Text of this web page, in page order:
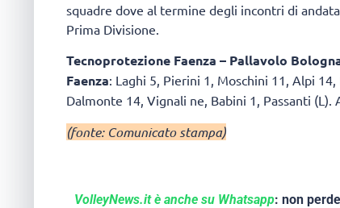
squadre dove al termine degli incontri di
Prima Divisione.
Tecnoprotezione Faenza – Pallavolo
Faenza: Laghi 5, Pierini 1, Moschini 11, Alpi
Dalmonte 14, Vignali ne, Babini 1, Passanti (L).
(fonte: Comunicato stampa)
VolleyNews.it è anche su Whatsapp: non